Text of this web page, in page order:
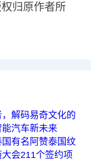
归原作者所
解码易奇文化的
汽车新未来
有名阿赞泰国纹
会211个签约项